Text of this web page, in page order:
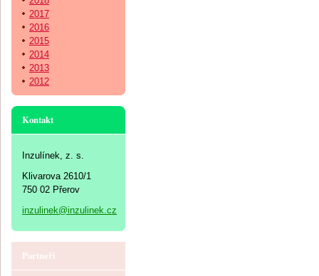
2017
2016
2015
2014
2013
2012
Kontakt
Inzulínek, z. s.
Klivarova 2610/1
750 02 Přerov
inzulinek@inzulinek.cz
Partneři